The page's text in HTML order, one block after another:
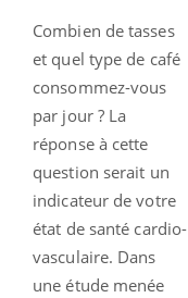
Combien de tasses
et quel type de café
consommez-vous
par jour ? La
réponse à cette
question serait un
indicateur de votre
état de santé cardio-
vasculaire. Dans
une étude menée